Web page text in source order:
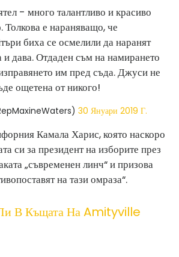
- много талантливо и красиво
е нараняващо, че
биха се осмелили да наранят
и дава. Отдаден съм на намирането
им пред съда. Джуси не
ощетена от никого!
30 Януари 2019 Г.
Камала Харис, която наскоро
си за президент на изборите през
„съвременен линч“ и призова
на тази омраза“.
В Къщата На Amityville